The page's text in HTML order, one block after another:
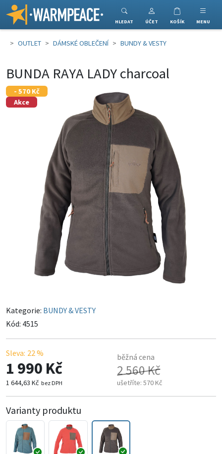
Warmpeace
HLEDAT ÚČET KOŠÍK MENU
OUTLET DÁMSKÉ OBLEČENÍ BUNDY & VESTY
BUNDA RAYA LADY charcoal
- 570 Kč
Akce
Kategorie: BUNDY & VESTY
Kód: 4515
Sleva: 22 %
1 990 Kč
1 644,63 Kč bez DPH
běžná cena
2 560 Kč
ušetříte: 570 Kč
Varianty produktu